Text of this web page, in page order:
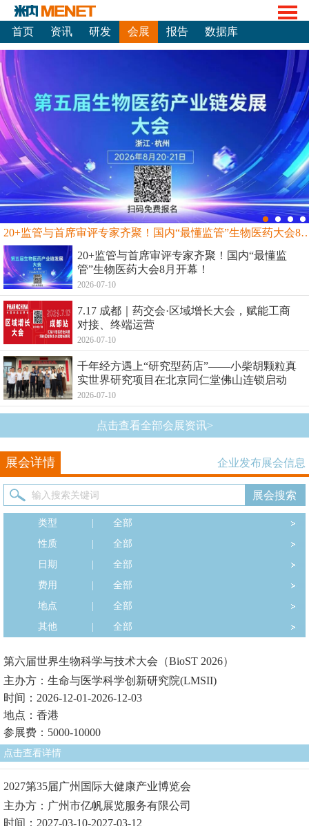
首页 资讯 研发 会展 报告 数据库
20+监管与首席审评专家齐聚！国内“最
20+监管与首席审评专家齐聚！国内“最懂监
管”生物医药大会8月开幕！
2026-07-10
7.17 成都｜药交会·区域增长大会，赋能工商
对接、终端运营
2026-07-10
千年经方遇上“研究型药店”——小柴胡颗粒真
实世界研究项目在北京同仁堂佛山连锁启动
2026-07-10
点击查看全部会展资讯>
展会详情 企业发布展会信息
类型
全部
性质
全部
日期
全部
费用
全部
地点
全部
其他
全部
第六届世界生物科学与技术大会（BioST 2026）
主办方：生命与医学科学创新研究院(LMSII)
时间：2026-12-01-2026-12-03
地点：香港
参展费：5000-10000
点击查看详情
2027第35届广州国际大健康产业博览会
主办方：广州市亿帆展览服务有限公司
时间：2027-03-10-2027-03-12